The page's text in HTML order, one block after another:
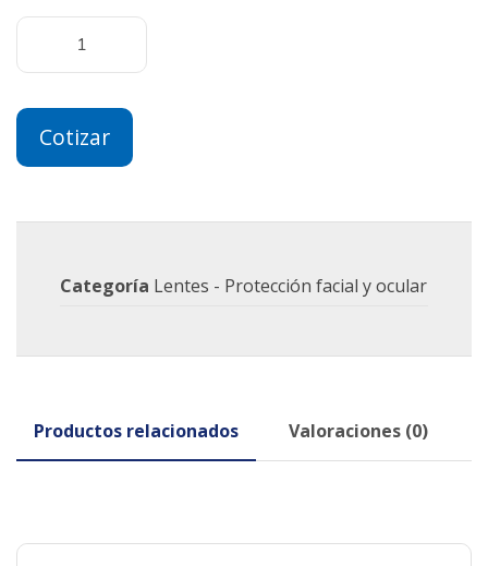
Cotizar
Categoría Lentes - Protección facial y ocular
Productos relacionados Valoraciones (0)